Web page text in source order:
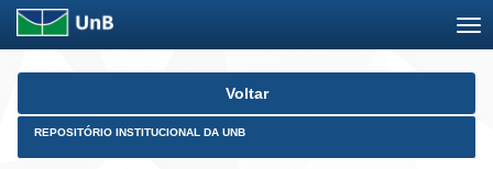
Skip
Voltar
REPOSITÓRIO INSTITUCIONAL DA UNB